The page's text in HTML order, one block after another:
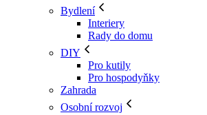
Bydlení
Interiery
Rady do domu
DIY
Pro kutily
Pro hospodyňky
Zahrada
Osobní rozvoj